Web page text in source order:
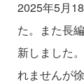
2025年5月
た。また長
新しました
れませんが